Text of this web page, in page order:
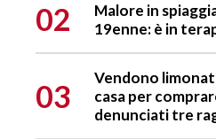
02
Malore in
19enne: è in
03
Vendono
casa per
denunciati tre